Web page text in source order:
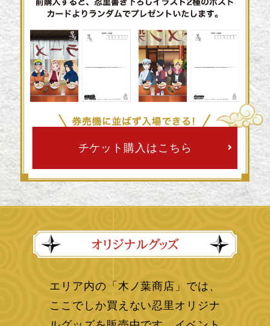
チケット購入はこちら
エリア内の「木ノ葉商店」では、
ここでしか買えない忍里オリジナ